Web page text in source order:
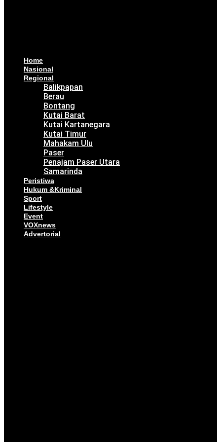
Home
Nasional
Regional
Balikpapan
Berau
Bontang
Kutai Barat
Kutai Kartanegara
Kutai Timur
Mahakam Ulu
Paser
Penajam Paser Utara
Samarinda
Peristiwa
Hukum &Kriminal
Sport
Lifestyle
Event
VOXnews
Advertorial